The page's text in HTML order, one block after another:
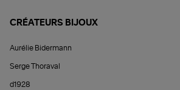
CRÉATEURS BIJOUX
Aurélie Bidermann
Serge Thoraval
d1928